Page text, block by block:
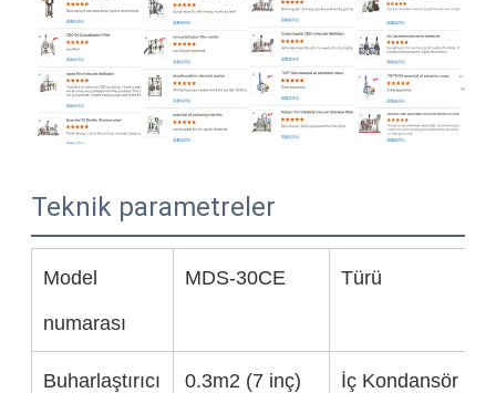
Teknik parametreler
Model
numarası
MDS-30CE Türü
Buharlaştırıcı 0.3m2 (7 inç) İç Kondansör